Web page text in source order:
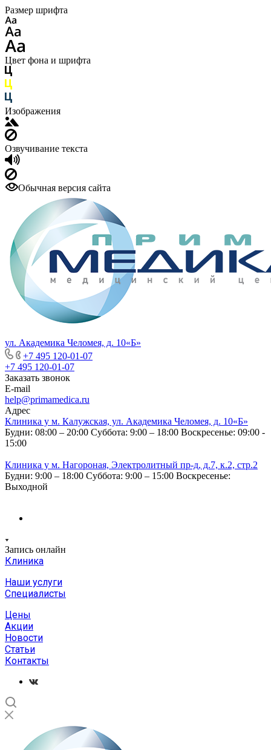
Размер шрифта
Цвет фона и шрифта
Изображения
Озвучивание текста
Обычная версия сайта
ул. Академика Челомея, д. 10«Б»
+7 495 120-01-07
+7 495 120-01-07
Заказать звонок
E-mail
help@primamedica.ru
Адрес
Клиника у м. Калужская, ул. Академика Челомея, д. 10«Б»
Будни: 08:00 – 20:00 Суббота: 9:00 – 18:00 Воскресенье: 09:00 -
15:00
Клиника у м. Нагороная, Электролитный пр-д, д.7, к.2, стр.2
Будни: 9:00 – 18:00 Суббота: 9:00 – 15:00 Воскресенье:
Выходной
Запись онлайн
Клиника
Наши услуги
Специалисты
Цены
Акции
Новости
Статьи
Контакты